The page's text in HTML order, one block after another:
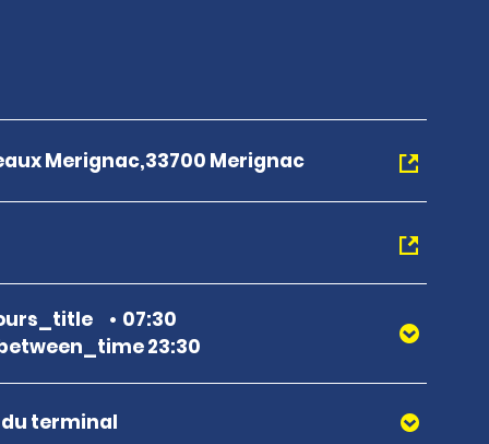
Merignac,33700 Merignac
07:30
23:30
terminal